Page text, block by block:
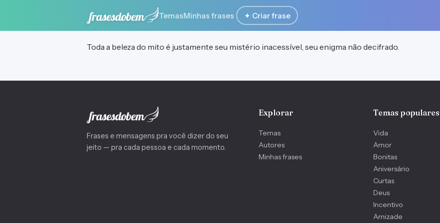
TemasMinhas frases ✦ Criar frase
Toda a beleza do mito é justamente seu mistério inacessível, seu enigma não decifrado.
Frases e mensagens pra você dizer do seu
jeito — pra cada pessoa e cada momento.
Explorar
Temas
Autores
Minhas frases
Temas populares
Vida
Amor
Bonitas
Aniversário
Curtas
Deus
Incentivo
Amizade